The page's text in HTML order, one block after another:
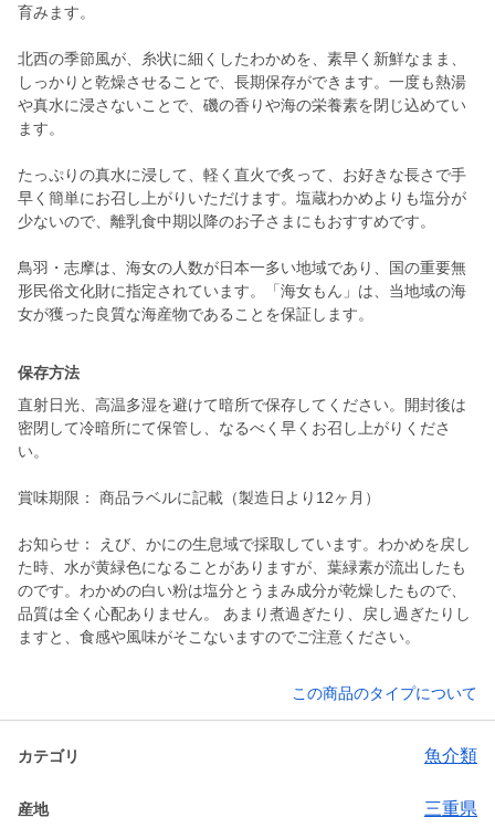
育みます。
北西の季節風が、糸状に細くしたわかめを、素早く新鮮なまま、
しっかりと乾燥させることで、長期保存ができます。一度も熱湯
や真水に浸さないことで、磯の香りや海の栄養素を閉じ込めてい
ます。
たっぷりの真水に浸して、軽く直火で炙って、お好きな長さで手
早く簡単にお召し上がりいただけます。塩蔵わかめよりも塩分が
少ないので、離乳食中期以降のお子さまにもおすすめです。
鳥羽・志摩は、海女の人数が日本一多い地域であり、国の重要無
形民俗文化財に指定されています。「海女もん」は、当地域の海
女が獲った良質な海産物であることを保証します。
保存方法
直射日光、高温多湿を避けて暗所で保存してください。開封後は
密閉して冷暗所にて保管し、なるべく早くお召し上がりくださ
い。
賞味期限： 商品ラベルに記載（製造日より12ヶ月）
お知らせ： えび、かにの生息域で採取しています。わかめを戻し
た時、水が黄緑色になることがありますが、葉緑素が流出したも
のです。わかめの白い粉は塩分とうまみ成分が乾燥したもので、
品質は全く心配ありません。 あまり煮過ぎたり、戻し過ぎたりし
ますと、食感や風味がそこないますのでご注意ください。
この商品のタイプについて
カテゴリ 魚介類
産地 三重県